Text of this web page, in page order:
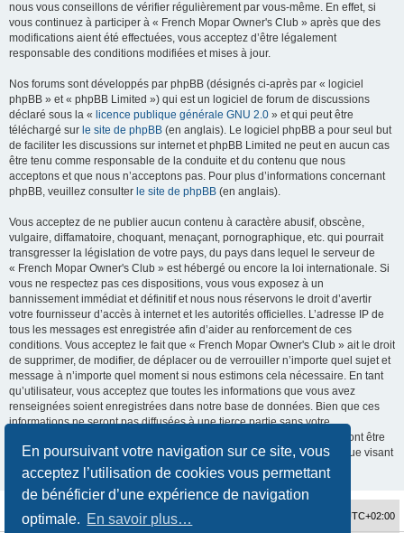
En poursuivant votre navigation sur ce site, vous
acceptez l’utilisation de cookies vous permettant
de bénéficier d’une expérience de navigation
optimale. En savoir plus…
nous vous conseillons de vérifier régulièrement par vous-même. En effet, si
vous continuez à participer à « French Mopar Owner's Club » après que des
modifications aient été effectuées, vous acceptez d’être légalement
responsable des conditions modifiées et mises à jour.
Nos forums sont développés par phpBB (désignés ci-après par « logiciel
phpBB » et « phpBB Limited ») qui est un logiciel de forum de discussions
déclaré sous la « licence publique générale GNU 2.0 » et qui peut être
téléchargé sur le site de phpBB (en anglais). Le logiciel phpBB a pour seul but
de faciliter les discussions sur internet et phpBB Limited ne peut en aucun cas
être tenu comme responsable de la conduite et du contenu que nous
acceptons et que nous n’acceptons pas. Pour plus d’informations concernant
phpBB, veuillez consulter le site de phpBB (en anglais).
Vous acceptez de ne publier aucun contenu à caractère abusif, obscène,
vulgaire, diffamatoire, choquant, menaçant, pornographique, etc. qui pourrait
transgresser la législation de votre pays, du pays dans lequel le serveur de
« French Mopar Owner's Club » est hébergé ou encore la loi internationale. Si
vous ne respectez pas ces dispositions, vous vous exposez à un
bannissement immédiat et définitif et nous nous réservons le droit d’avertir
votre fournisseur d’accès à internet et les autorités officielles. L’adresse IP de
tous les messages est enregistrée afin d’aider au renforcement de ces
conditions. Vous acceptez le fait que « French Mopar Owner's Club » ait le droit
de supprimer, de modifier, de déplacer ou de verrouiller n’importe quel sujet et
message à n’importe quel moment si nous estimons cela nécessaire. En tant
qu’utilisateur, vous acceptez que toutes les informations que vous avez
renseignées soient enregistrées dans notre base de données. Bien que ces
informations ne seront pas diffusées à une tierce partie sans votre
consentement, ni « French Mopar Owner's Club », ni phpBB, ne pourront être
tenus comme responsables en cas de tentative de piratage informatique visant
à compromettre vos données.
Accueil du forum UTC+02:00